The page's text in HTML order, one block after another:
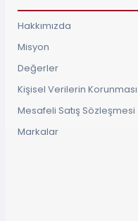
Hakkımızda
Misyon
Değerler
Kişisel Verilerin Korunması
Mesafeli Satış Sözleşmesi
Markalar